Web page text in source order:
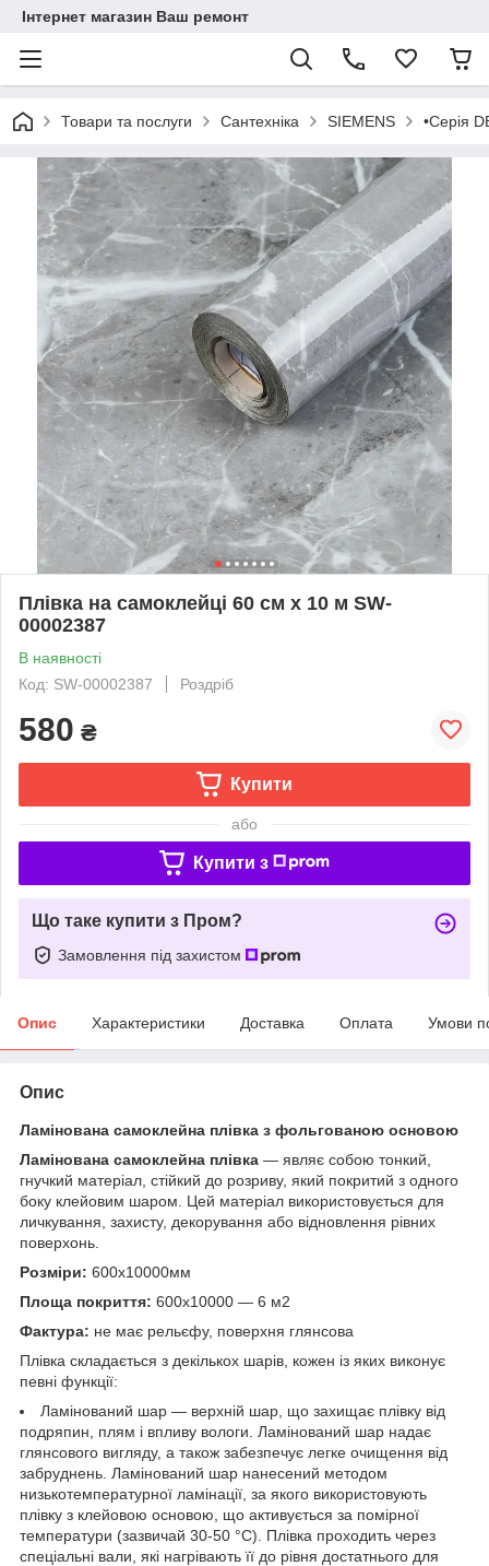
Інтернет магазин Ваш ремонт
Товари та послуги Сантехніка SIEMENS •Серія
Плівка на самоклейці 60 см х 10 м SW-
00002387
В наявності
Код: SW-00002387
Роздріб
580 ₴
Купити
або
Купити з
Що таке купити з Пром?
Замовлення під захистом
Опис Характеристики Доставка Оплата Умови
Опис
Ламінована самоклейна плівка з фольгованою основою
Ламінована самоклейна плівка — являє собою тонкий,
гнучкий матеріал, стійкий до розриву, який покритий з одного
боку клейовим шаром. Цей матеріал використовується для
личкування, захисту, декорування або відновлення рівних
поверхонь.
Розміри: 600х10000мм
Площа покриття: 600х10000 — 6 м2
Фактура: не має рельєфу, поверхня глянсова
Плівка складається з декількох шарів, кожен із яких виконує
певні функції:
Ламінований шар — верхній шар, що захищає плівку від
подряпин, плям і впливу вологи. Ламінований шар надає
глянсового вигляду, а також забезпечує легке очищення від
забруднень. Ламінований шар нанесений методом
низькотемпературної ламінації, за якого використовують
плівку з клейовою основою, що активується за помірної
температури (зазвичай 30-50 °C). Плівка проходить через
спеціальні вали, які нагрівають її до рівня достатнього для